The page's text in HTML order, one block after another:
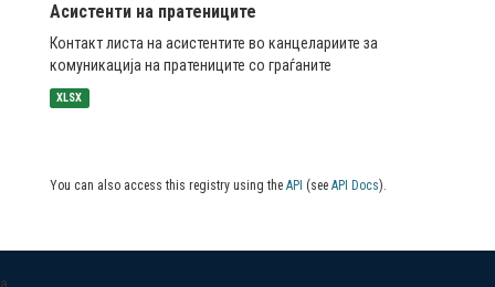
Асистенти на пратениците
Контакт листа на асистентите во канцелариите за
комуникација на пратениците со граѓаните
XLSX
You can also access this registry using the API (see API Docs).